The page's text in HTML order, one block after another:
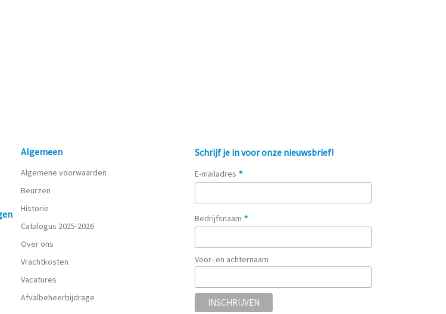
Algemeen
Algemene voorwaarden
Beurzen
Historie
Catalogus 2025-2026
Over ons
Vrachtkosten
Vacatures
Afvalbeheerbijdrage
Schrijf je in voor onze nieuwsbrief!
E-mailadres *
Bedrijfsnaam *
Voor- en achternaam